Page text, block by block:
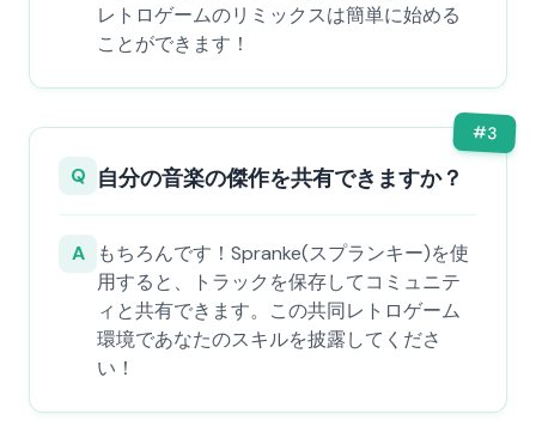
レトロゲームのリミックスは簡単に始める
ことができます！
#3
Q 自分の音楽の傑作を共有できますか？
A
もちろんです！Spranke(スプランキー)を使
用すると、トラックを保存してコミュニテ
ィと共有できます。この共同レトロゲーム
環境であなたのスキルを披露してくださ
い！